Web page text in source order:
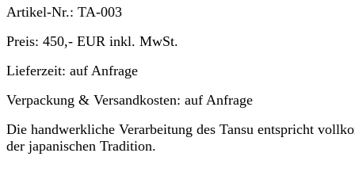
Artikel-Nr.: TA-003
Preis: 450,- EUR inkl. MwSt.
Lieferzeit: auf Anfrage
Verpackung & Versandkosten: auf Anfrage
Die handwerkliche Verarbeitung des Tansu entspricht
der japanischen Tradition.